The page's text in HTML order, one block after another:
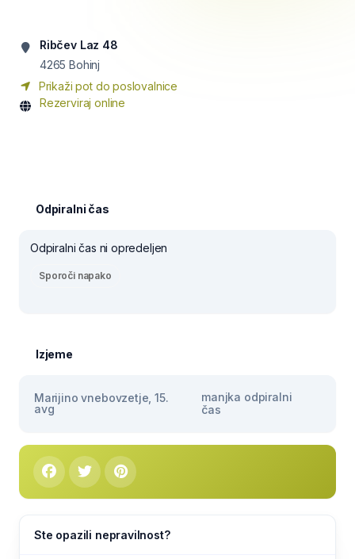
Ribčev Laz 48
4265 Bohinj
Prikaži pot do poslovalnice
Rezerviraj online
Odpiralni čas
Odpiralni čas ni opredeljen
Sporoči napako
Izjeme
Marijino vnebovzetje, 15.
avg
manjka odpiralni
čas
Ste opazili nepravilnost?